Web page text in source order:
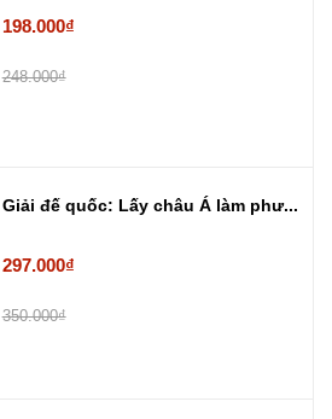
198.000₫
248.000₫
Giải đế quốc: Lấy châu Á làm phư...
297.000₫
350.000₫